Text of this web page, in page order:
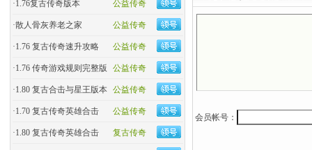
公益传奇
·1.76复古传奇版本
公益传奇
·散人骨灰养老之家
公益传奇
·1.76 复古传奇速升攻略
公益传奇
·1.76 传奇游戏规则完整版
公益传奇
·1.80 复古合击与星王版本
公益传奇
·1.70 复古传奇英雄合击
复古传奇
·1.80 复古传奇英雄合击
会员帐号：